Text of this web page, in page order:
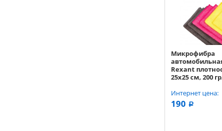
Микрофибра
Rexant
25х25 см, 200
Интернет цена:
190 a